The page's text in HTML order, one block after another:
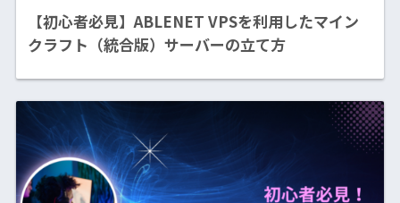
【初心者必見】ABLENET VPSを利用したマイン
クラフト（統合版）サーバーの立て方